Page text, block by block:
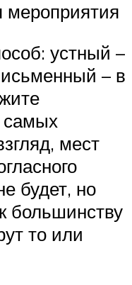
мероприятия
устный –
– в
самых
мест
будет, но
большинству
то или